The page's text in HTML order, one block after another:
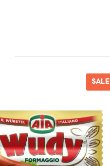
SALE